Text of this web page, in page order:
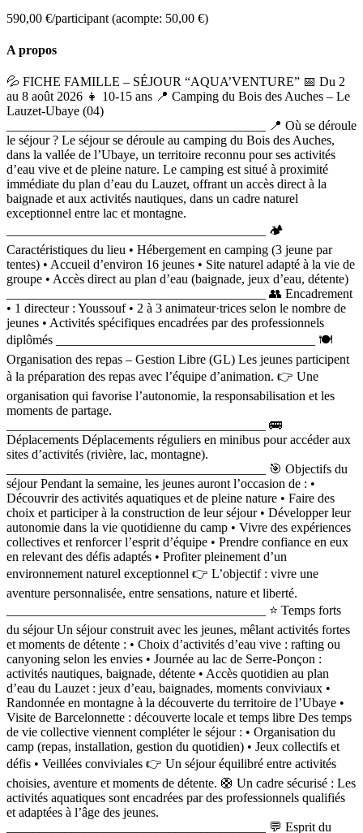
590,00 €/participant (acompte: 50,00 €)
A propos
💦 FICHE FAMILLE – SÉJOUR “AQUA’VENTURE” 📅 Du 2
au 8 août 2026 👧 10-15 ans 📍 Camping du Bois des Auches – Le
Lauzet-Ubaye (04)
________________________________________ 📍 Où se déroule
le séjour ? Le séjour se déroule au camping du Bois des Auches,
dans la vallée de l’Ubaye, un territoire reconnu pour ses activités
d’eau vive et de pleine nature. Le camping est situé à proximité
immédiate du plan d’eau du Lauzet, offrant un accès direct à la
baignade et aux activités nautiques, dans un cadre naturel
exceptionnel entre lac et montagne.
________________________________________ 🏕
Caractéristiques du lieu • Hébergement en camping (3 jeune par
tentes) • Accueil d’environ 16 jeunes • Site naturel adapté à la vie de
groupe • Accès direct au plan d’eau (baignade, jeux d’eau, détente)
________________________________________ 👥 Encadrement
• 1 directeur : Youssouf • 2 à 3 animateur·trices selon le nombre de
jeunes • Activités spécifiques encadrées par des professionnels
diplômés ________________________________________ 🍽
Organisation des repas – Gestion Libre (GL) Les jeunes participent
à la préparation des repas avec l’équipe d’animation. 👉 Une
organisation qui favorise l’autonomie, la responsabilisation et les
moments de partage.
________________________________________ 🚌
Déplacements Déplacements réguliers en minibus pour accéder aux
sites d’activités (rivière, lac, montagne).
________________________________________ 🎯 Objectifs du
séjour Pendant la semaine, les jeunes auront l’occasion de : •
Découvrir des activités aquatiques et de pleine nature • Faire des
choix et participer à la construction de leur séjour • Développer leur
autonomie dans la vie quotidienne du camp • Vivre des expériences
collectives et renforcer l’esprit d’équipe • Prendre confiance en eux
en relevant des défis adaptés • Profiter pleinement d’un
environnement naturel exceptionnel 👉 L’objectif : vivre une
aventure personnalisée, entre sensations, nature et liberté.
________________________________________ ⭐ Temps forts
du séjour Un séjour construit avec les jeunes, mêlant activités fortes
et moments de détente : • Choix d’activités d’eau vive : rafting ou
canyoning selon les envies • Journée au lac de Serre-Ponçon :
activités nautiques, baignade, détente • Accès quotidien au plan
d’eau du Lauzet : jeux d’eau, baignades, moments conviviaux •
Randonnée en montagne à la découverte du territoire de l’Ubaye •
Visite de Barcelonnette : découverte locale et temps libre Des temps
de vie collective viennent compléter le séjour : • Organisation du
camp (repas, installation, gestion du quotidien) • Jeux collectifs et
défis • Veillées conviviales 👉 Un séjour équilibré entre activités
choisies, aventure et moments de détente. 🛟 Un cadre sécurisé : Les
activités aquatiques sont encadrées par des professionnels qualifiés
et adaptées à l’âge des jeunes.
________________________________________ 💬 Esprit du